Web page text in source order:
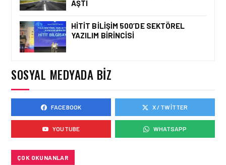
FIRMA HABERLERI • 23 TEM 2026
PROJE HAMLESI
FIRMA HABERLERI • 28 MAY 2026
HAVACILIK EĞITIMINDE
“ROSETTA TAŞI” DEVRI:
EMPOWER.AERO’DAN
AŞTI
HITIT BILIŞIM 500’DE SEKTÖREL
YAZILIM BIRINCISI
SOSYAL MEDYADA BIZ
FACEBOOK X / TWITTER
YOUTUBE WHATSAPP
ÇOK OKUNANLAR